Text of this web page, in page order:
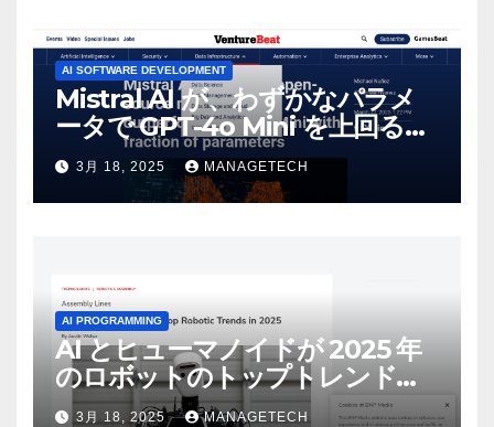
AI SOFTWARE DEVELOPMENT
Mistral AI が、わずかなパラメ
ータで GPT-4o Mini を上回る新
しいオープンソース モデルをリ
リース | VentureBeat
3月 18, 2025 MANAGETECH
AI PROGRAMMING
AI とヒューマノイドが 2025 年
のロボットのトップトレンドに |
ASSEMBLY
3月 18, 2025 MANAGETECH